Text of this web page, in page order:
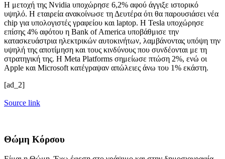
Η μετοχή της Nvidia υποχώρησε 6,2% αφού άγγιξε ιστορικό
υψηλό. Η εταιρεία ανακοίνωσε τη Δευτέρα ότι θα παρουσιάσει νέα
chip για υπολογιστές γραφείου και laptop. Η Tesla υποχώρησε
επίσης 4% αφότου η Bank of America υποβάθμισε την
κατασκευάστρια ηλεκτρικών αυτοκινήτων, λαμβάνοντας υπόψη την
υψηλή της αποτίμηση και τους κινδύνους που συνδέονται με τη
στρατηγική της. Η Meta Platforms σημείωσε πτώση 2%, ενώ οι
Apple και Microsoft κατέγραψαν απώλειες άνω του 1% εκάστη.
[ad_2]
Source link
Θώμη Κόρσου